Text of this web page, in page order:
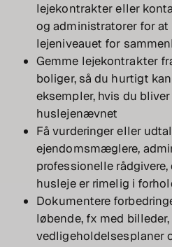
lejekontrakter eller
og administratorer for
lejeniveauet for
Gemme lejekontrakter
boliger, så du hurtigt
eksempler, hvis du
huslejenævnet
Få vurderinger eller
ejendomsmæglere,
professionelle
husleje er rimelig i
Dokumentere
løbende, fx med
vedligeholdelsesplaner